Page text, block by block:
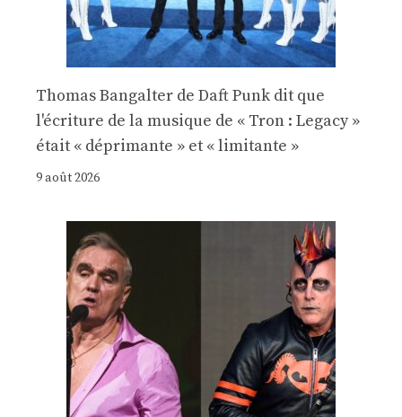
Thomas Bangalter de Daft Punk dit que
l'écriture de la musique de « Tron : Legacy »
était « déprimante » et « limitante »
9 août 2026